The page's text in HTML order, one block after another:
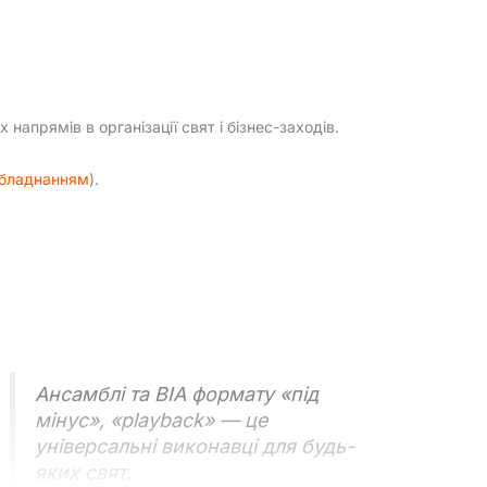
в організації свят і бізнес-заходів.
).
Ансамблі та ВІА формату «під
мінус», «playback» — це
універсальні виконавці для будь-
яких свят.